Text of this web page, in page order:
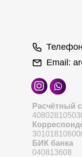
Email:
Телефон
Расчётный
БИК банка
040813608